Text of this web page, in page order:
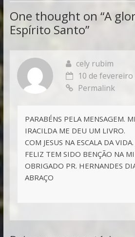
One thought on “A
Espírito Santo”
cely rubim
10 de fevereiro
Permalink
PARABÉNS PELA MENSAGEM.
IRACILDA ME DEU UM LIVRO.
COM JESUS NA ESCALA DA
FELIZ TEM SIDO BENÇÃO NA
OBRIGADO PR. HERNANDES
ABRAÇO